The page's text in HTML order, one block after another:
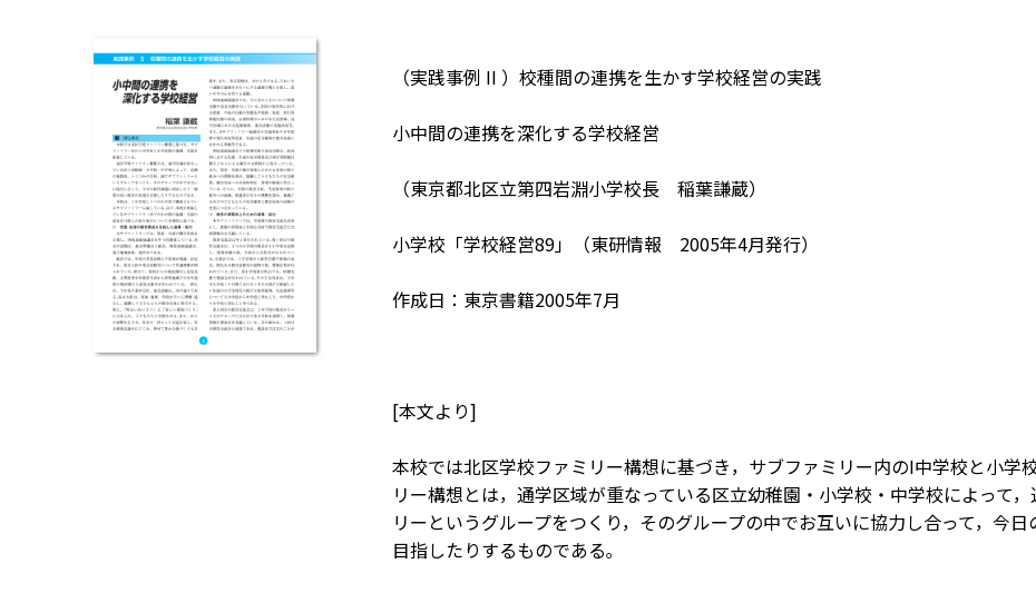
（実践事例 II ）校種間の連携を生かす学校経営の実践
小中間の連携を深化する学校経営
（東京都北区立第四岩淵小学校長 稲葉謙蔵）
小学校「学校経営89」（東研情報 2005年4月発行）
作成日：東京書籍2005年7月
[本文より]
本校では北区学校ファミリー構想に基づき，サブファミリー内のI中学校と小学
リー構想とは，通学区域が重なっている区立幼稚園・小学校・中学校によって
リーというグループをつくり，そのグループの中でお互いに協力し合って，今
目指したりするものである｡